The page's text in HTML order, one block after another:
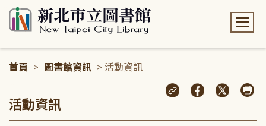
首頁 > 圖書館資訊 > 活動資訊
活動資訊